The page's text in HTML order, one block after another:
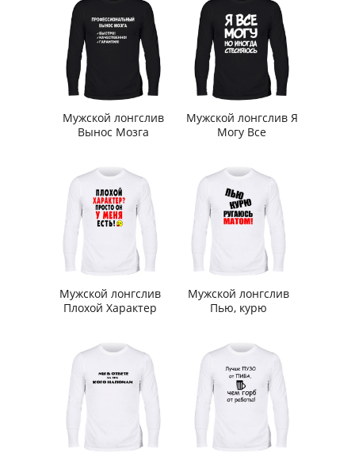
Мужской лонгслив
Вынос Мозга
Мужской лонгслив Я
Могу Все
Мужской лонгслив
Плохой Характер
Мужской лонгслив
Пью, курю